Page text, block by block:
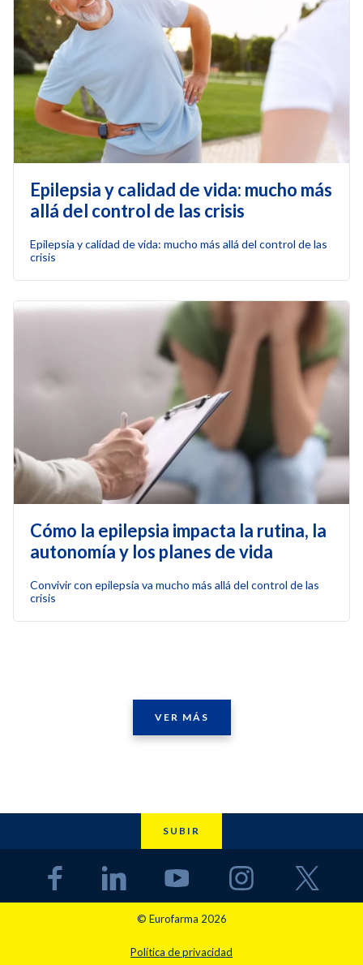
Epilepsia y calidad de vida: mucho más
allá del control de las crisis
Epilepsia y calidad de vida: mucho más allá del control de las
crisis
Cómo la epilepsia impacta la rutina, la
autonomía y los planes de vida
Convivir con epilepsia va mucho más allá del control de las
crisis
VER MÁS
SUBIR
© Eurofarma 2026
Política de privacidad